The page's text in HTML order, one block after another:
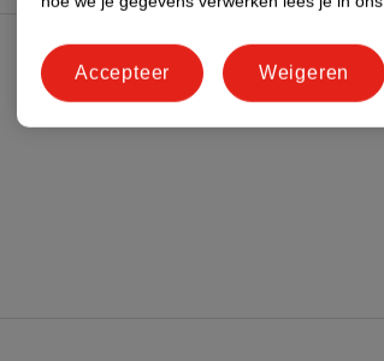
Weigeren
Accepteer